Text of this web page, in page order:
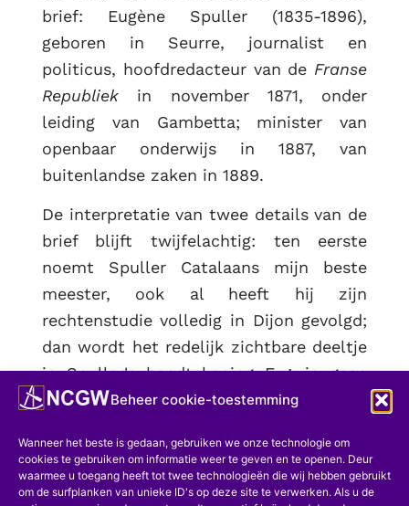
Beheer cookie-toestemming
Wanneer het beste is gedaan, gebruiken we onze technologie om
cookies te gebruiken om informatie weer te geven en te openen. Deur
waarmee u toegang heeft tot twee technologieën die wij hebben gebruikt
om de surfplanken van unieke ID's op deze site te verwerken. Als u de
brief: Eugène Spuller (1835-1896),
geboren in Seurre, journalist en
politicus, hoofdredacteur van de Franse
Republiek in november 1871, onder
leiding van Gambetta; minister van
openbaar onderwijs in 1887, van
buitenlandse zaken in 1889.
De interpretatie van twee details van de
brief blijft twijfelachtig: ten eerste
noemt Spuller Catalaans mijn beste
meester, ook al heeft hij zijn
rechtenstudie volledig in Dijon gevolgd;
dan wordt het redelijk zichtbare deeltje
in Spuller's handtekening E ∴ in geen
enkele vermelding van het personage
hij het deeltje onder het rijk enigszins
plaagde, om het vervolgens definitief te